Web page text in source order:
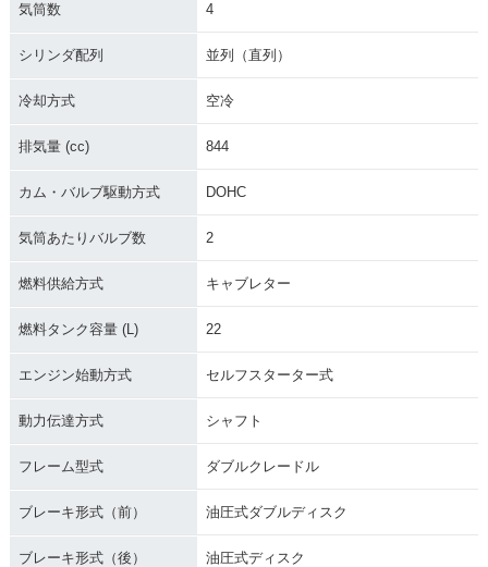
気筒数 4
シリンダ配列 並列（直列）
冷却方式 空冷
排気量 (cc) 844
カム・バルブ駆動方式 DOHC
気筒あたりバルブ数 2
燃料供給方式 キャブレター
燃料タンク容量 (L) 22
エンジン始動方式 セルフスターター式
動力伝達方式 シャフト
フレーム型式 ダブルクレードル
ブレーキ形式（前） 油圧式ダブルディスク
ブレーキ形式（後） 油圧式ディスク